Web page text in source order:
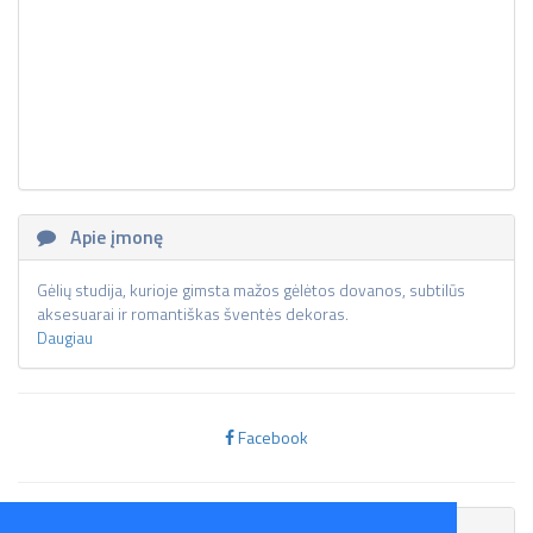
Apie įmonę
Gėlių studija, kurioje gimsta mažos gėlėtos dovanos, subtilūs
aksesuarai ir romantiškas šventės dekoras.
Daugiau
Facebook